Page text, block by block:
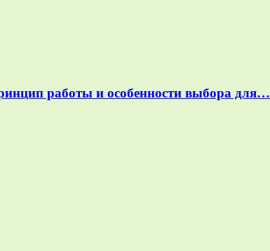
работы и особенности выбора для…